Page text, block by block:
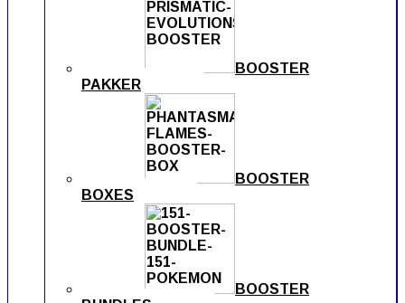
BOOSTER
PAKKER
BOOSTER
BOXES
BOOSTER